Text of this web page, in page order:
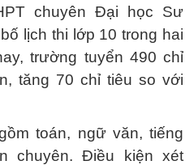
chuyên Đại học Sư
lịch thi lớp 10 trong hai
trường tuyển 490 chỉ
tăng 70 chỉ tiêu so với
toán, ngữ văn, tiếng
chuyên. Điều kiện xét